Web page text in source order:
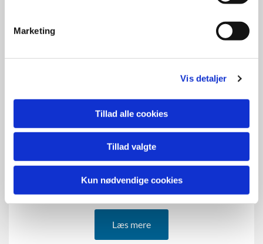
Marketing
Vis detaljer
Tillad alle cookies
Tillad valgte
Kun nødvendige cookies
Børn & familie
Læs mere